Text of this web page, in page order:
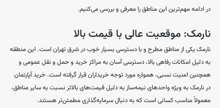
در ادامه مهم‌ترین این مناطق را معرفی و بررسی می‌کنیم.
نارمک: موقعیت عالی با قیمت بالا
نارمک یکی از مناطق مطرح و با دسترسی بسیار خوب در شرق تهران است. این منطقه
به دلیل امکانات رفاهی بالا، دسترسی آسان به مراکز خرید و حمل و نقل عمومی و
همچنین امنیت نسبی، همواره مورد توجه خریداران قرار گرفته است. خرید آپارتمان
در نارمک به ویژه واحدهای نیمه‌ساز به دلیل قیمت‌های بالاتر نسبت به سایر مناطق،
معمولاً مناسب کسانی است که به دنبال سرمایه‌گذاری مطمئن‌تر هستند.